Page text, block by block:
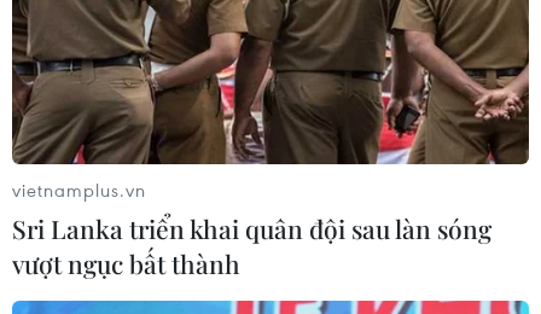
ASEAN Cup 2026: Đội tuyển Việt
Nam tạo "cơn địa chấn" trên truyền
thông khu vực
04/08/2026 02:45
Báo chí Đông Nam Á "dậy
sóng" vì tuyển Việt Nam, chỉ ra lý do
vietnamplus.vn
Sri Lanka triển khai quân đội sau làn sóng
vượt ngục bất thành